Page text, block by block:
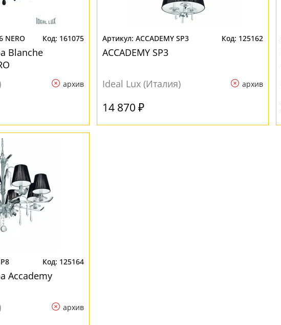
NERO 161075
Blanche
архив
ACCADEMY SP3 125162
ACCADEMY SP3
Ideal Lux (Италия) архив
14 870 ₽
125164
Accademy
архив